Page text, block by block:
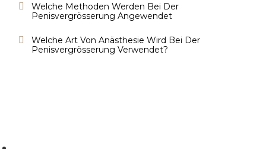
Welche Methoden Werden Bei Der
Penisvergrösserung Angewendet
Welche Art Von Anästhesie Wird Bei Der
Penisvergrösserung Verwendet?